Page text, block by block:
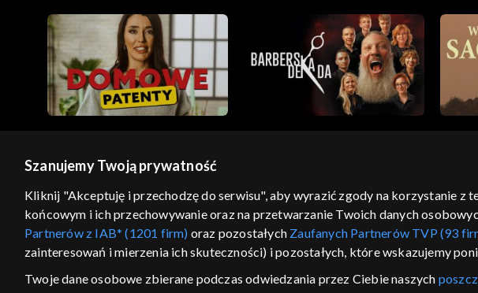
GEOLOKALIZACJA
ŁĄCZYSZ SIĘ SPOZA POLSKI
regulamin serwisu cennik polityka prywatności moje zgody
Szanujemy Twoją prywatność
Kliknij "Akceptuję i przechodzę do serwisu", aby wyrazić zgody na korzystanie z
końcowym i ich przechowywanie oraz na przetwarzanie Twoich danych
Partnerów z IAB* (1201 firm) oraz pozostałych Zaufanych Partnerów TVP (93
zainteresowań i mierzenia ich skuteczności) i pozostałych, które wskazujemy
Twoje dane osobowe zbierane podczas odwiedzania przez Ciebie naszych